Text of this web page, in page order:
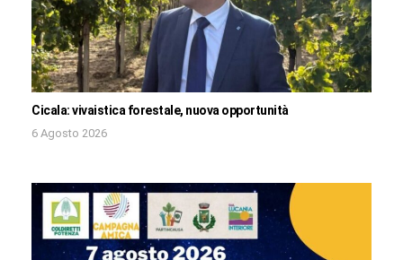
Cicala: vivaistica forestale, nuova opportunità
6 Agosto 2026